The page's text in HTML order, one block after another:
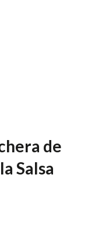
de
Salsa